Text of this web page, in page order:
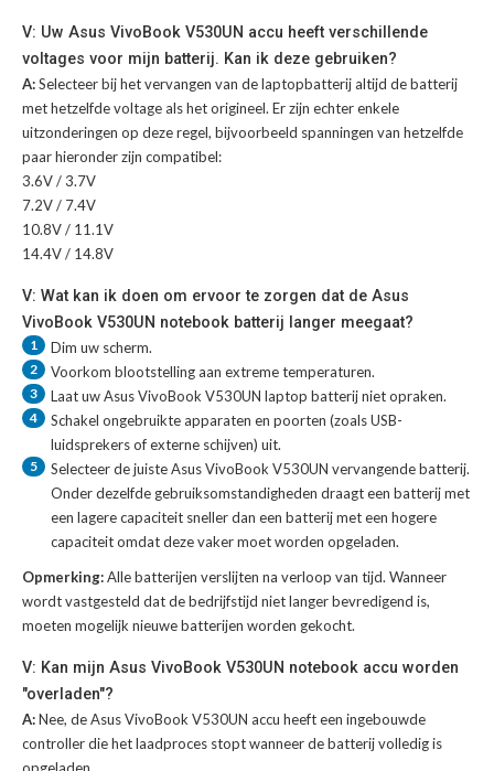
V: Uw Asus VivoBook V530UN accu heeft verschillende
voltages voor mijn batterij. Kan ik deze gebruiken?
A:Selecteer bij het vervangen van de laptopbatterij altijd de batterij
met hetzelfde voltage als het origineel. Er zijn echter enkele
uitzonderingen op deze regel, bijvoorbeeld spanningen van hetzelfde
paar hieronder zijn compatibel:
3.6V / 3.7V
7.2V / 7.4V
10.8V / 11.1V
14.4V / 14.8V
V: Wat kan ik doen om ervoor te zorgen dat de Asus
VivoBook V530UN notebook batterij langer meegaat?
1 Dim uw scherm.
2 Voorkom blootstelling aan extreme temperaturen.
3 Laat uwAsus VivoBook V530UN laptop batterijniet opraken.
4
Schakel ongebruikte apparaten en poorten (zoals USB-
luidsprekers of externe schijven) uit.
5 Selecteer de juisteAsus VivoBook V530UN vervangende batterij.
Onder dezelfde gebruiksomstandigheden draagt een batterij met
een lagere capaciteit sneller dan een batterij met een hogere
capaciteit omdat deze vaker moet worden opgeladen.
Opmerking:Alle batterijen verslijten na verloop van tijd. Wanneer
wordt vastgesteld dat de bedrijfstijd niet langer bevredigend is,
moeten mogelijk nieuwe batterijen worden gekocht.
V: Kan mijn Asus VivoBook V530UN notebook accu worden
"overladen"?
A:Nee, de Asus VivoBook V530UN accu heeft een ingebouwde
controller die het laadproces stopt wanneer de batterij volledig is